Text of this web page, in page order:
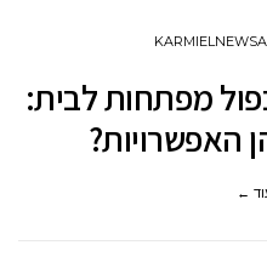
מהן
האפשרויות?
מפתחות לבית:
האפשרויות?
←